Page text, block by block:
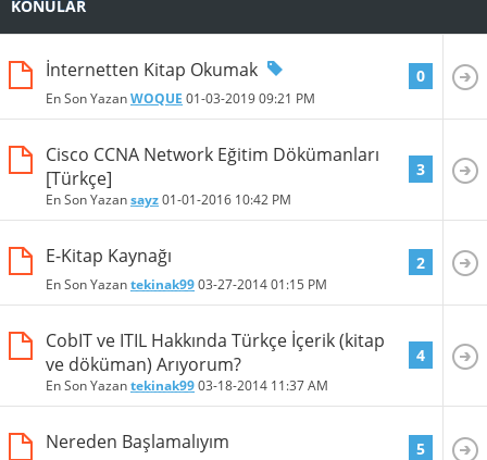
KONULAR
İnternetten Kitap Okumak
En Son YazanWOQUE 01-03-201909:21 PM
0
Cisco CCNA Network Eğitim Dökümanları
[Türkçe]
En Son Yazansayz01-01-2016 10:42 PM
3
E-Kitap Kaynağı
En Son Yazantekinak9903-27-201401:15 PM
2
CobIT ve ITIL Hakkında Türkçe İçerik (kitap
ve döküman) Arıyorum?
En Son Yazantekinak9903-18-2014 11:37 AM
4
Nereden Başlamalıyım 5